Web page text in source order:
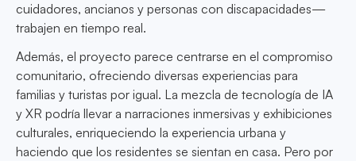
cuidadores, ancianos y personas con discapacidades—
trabajen en tiempo real.
Además, el proyecto parece centrarse en el compromiso
comunitario, ofreciendo diversas experiencias para
familias y turistas por igual. La mezcla de tecnología de IA
y XR podría llevar a narraciones inmersivas y exhibiciones
culturales, enriqueciendo la experiencia urbana y
haciendo que los residentes se sientan en casa. Pero por